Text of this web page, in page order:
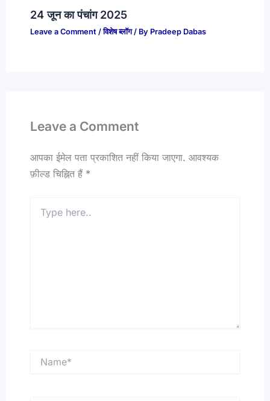
24 जून का पंचांग 2025
Leave a Comment /विशेष ब्लॉग/ By Pradeep Dabas
Leave a Comment
आपका ईमेल पता प्रकाशित नहीं किया जाएगा. आवश्यक
फ़ील्ड चिह्नित हैं *
here..